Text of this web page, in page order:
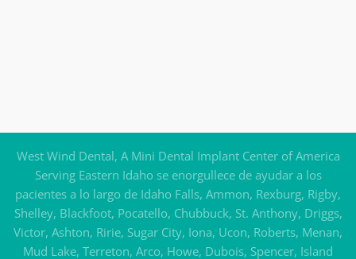
West Wind Dental, A Mini Dental Implant Center of America
Serving Eastern Idaho se enorgullece de ayudar a los
pacientes a lo largo de Idaho Falls, Ammon, Rexburg, Rigby,
Shelley, Blackfoot, Pocatello, Chubbuck, St. Anthony, Driggs,
Victor, Ashton, Ririe, Sugar City, Iona, Ucon, Roberts, Menan,
Mud Lake, Terreton, Arco, Howe, Dubois, Spencer, Island